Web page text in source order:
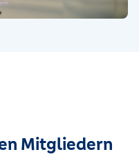
Mitgliedern